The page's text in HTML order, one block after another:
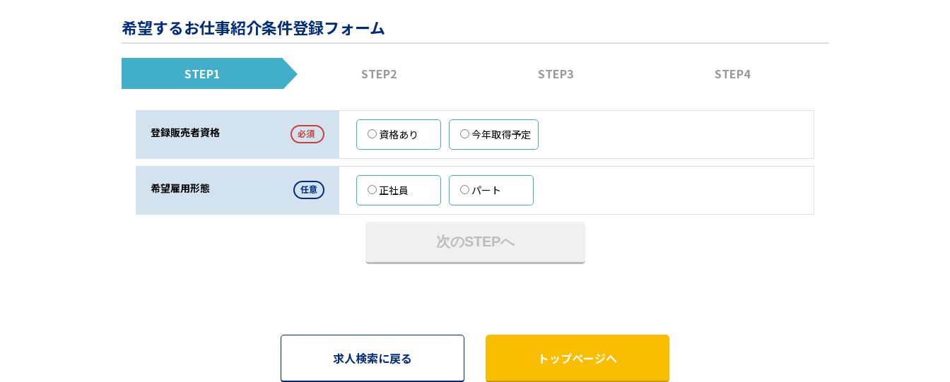
希望するお仕事紹介条件登録フォーム
STEP1 STEP2 STEP3 STEP4
登録販売者資格 必須 資格あり 今年取得予定
希望雇用形態 任意 正社員 パート
次のSTEPへ
求人検索に戻る トップページへ